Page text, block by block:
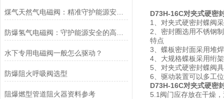
煤气天然气电磁阀：精准守护能源安全的“调控卫士”
水下专用电磁阀一般怎么驱动？
防爆阻火呼吸阀选型
阻爆燃型管道阻火器资料参考
D73H-16C对夹式硬密
1、对夹式硬密封蝶阀
2、密封圈选用不锈钢
特点
3、蝶板密封面采用堆
4、大规格蝶板采用绗
5、对夹式硬密封蝶阀
6、驱动装置可以多工
D73H-16C对夹式硬密
5.1阀门应存放在干燥